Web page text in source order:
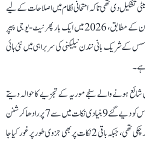
تشکیل دی تھی تاکہ امتحانی نظام میں اصلاحات کے لیے
سفارشات پیش کی جا سکیں۔ ان کے مطابق، 2026 میں ایک بار پھر نیٹ-یو جی پیپر
شریک بانی نندن نیلیکنی کی سربراہی میں نئی ہائی
شائع ہونے والے سنجے موریہ کے تجزیے کا حوالہ دیتے
ہوئے کہا کہ نیلیکنی ٹاسک فورس کو دیے گئے 9 بنیادی نکات میں سے 7 پر رادھاکرشنن
کمیٹی پہلے ہی مکمل طور پر کام کر چکی تھی، جبکہ باقی 2 نکات پر بھی جزوی طور پر غور کیا جا